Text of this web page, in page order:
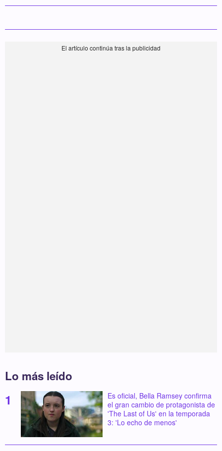
Lo más leído
Es oficial, Bella Ramsey confirma
el gran cambio de protagonista de
'The Last of Us' en la temporada
3: 'Lo echo de menos'